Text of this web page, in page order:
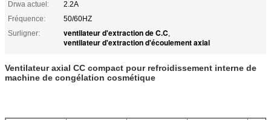
Drwa actuel:
2.2A
Fréquence:
50/60HZ
Surligner:
ventilateur d'extraction de C.C,
ventilateur d'extraction d'écoulement axial
Ventilateur axial CC compact pour refroidissement interne de
machine de congélation cosmétique